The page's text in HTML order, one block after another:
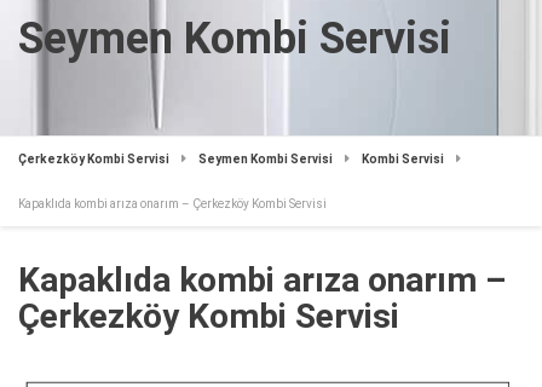
Seymen Kombi Servisi
Çerkezköy Kombi Servisi Seymen Kombi Servisi Kombi Servisi
Kapaklıda kombi arıza onarım – Çerkezköy Kombi Servisi
Kapaklıda kombi arıza onarım –
Çerkezköy Kombi Servisi